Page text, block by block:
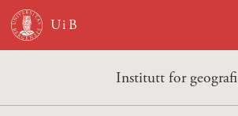
Hopp til hovedinnhold
Institutt for geografi